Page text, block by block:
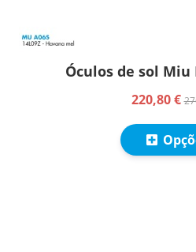
Óculos de sol Miu
220,80 €